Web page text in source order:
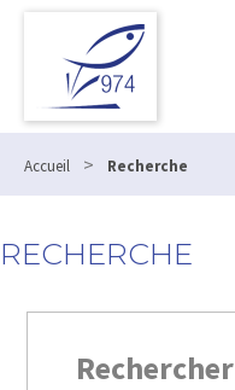
Accueil > Recherche
RECHERCHE
Rechercher